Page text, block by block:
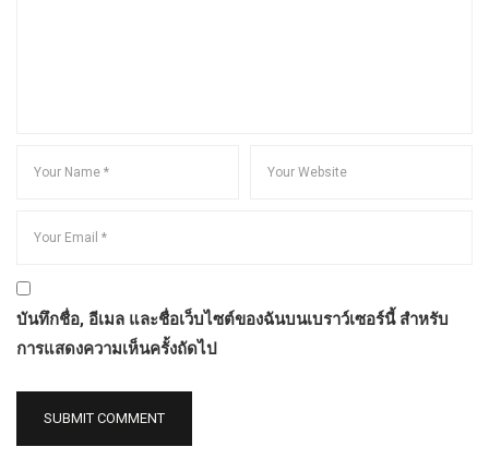
บันทึกชื่อ, อีเมล และชื่อเว็บไซต์ของฉันบนเบราว์เซอร์นี้ สำหรับ
การแสดงความเห็นครั้งถัดไป